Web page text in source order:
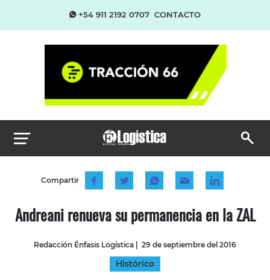
+54 911 2192 0707 CONTACTO
Compartir
Andreani renueva su permanencia en la ZAL
Redacción Énfasis Logística | 29 de septiembre del 2016
Histórico